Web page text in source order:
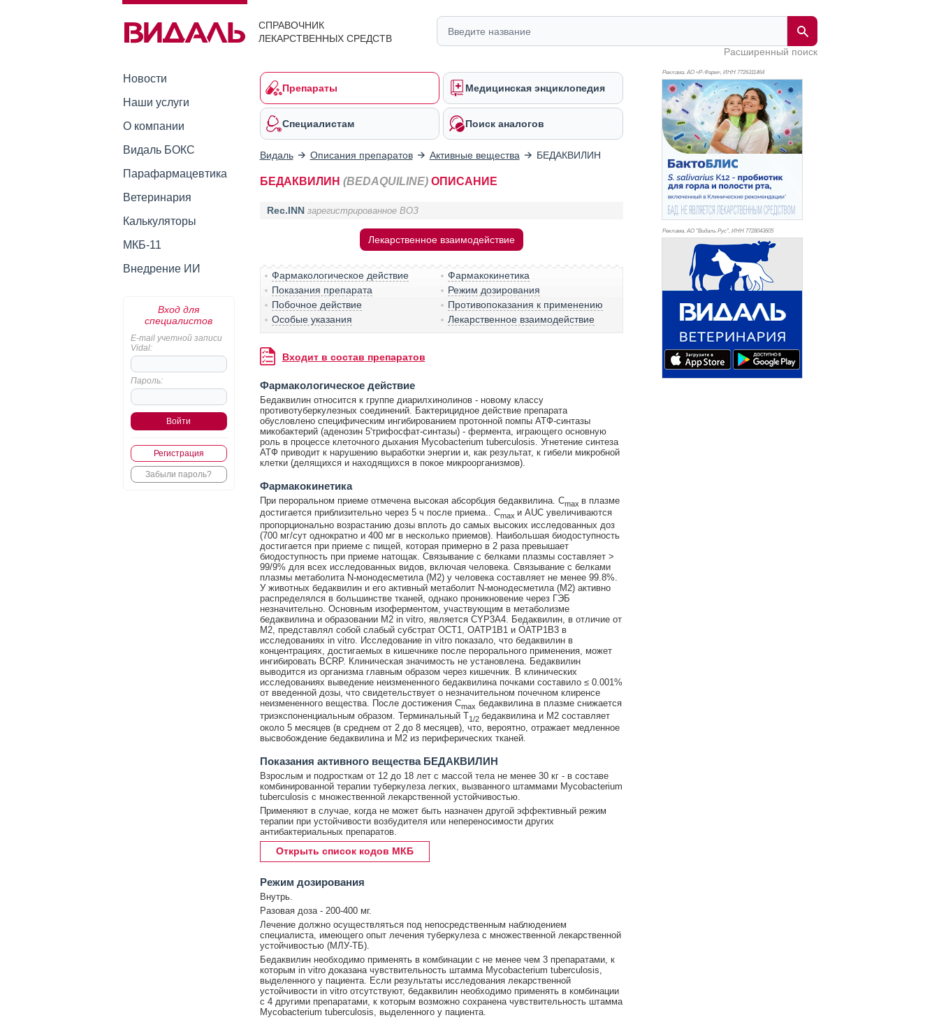
СПРАВОЧНИК
ЛЕКАРСТВЕННЫХ СРЕДСТВ
Расширенный поиск
Новости
Наши услуги
О компании
Видаль БОКС
Парафармацевтика
Ветеринария
Калькуляторы
МКБ-11
Внедрение ИИ
Вход для
специалистов
E-mail учетной записи
Vidal:
Пароль:
Регистрация
Забыли пароль?
Препараты Медицинская энциклопедия
Специалистам Поиск аналогов
Видаль Описания препаратов Активные вещества БЕДАКВИЛИН
БЕДАКВИЛИН (BEDAQUILINE)ОПИСАНИЕ
Rec.INN зарегистрированное ВОЗ
Лекарственное взаимодействие
Фармакологическое действие
Фармакокинетика
Показания препарата
Режим дозирования
Побочное действие
Противопоказания к применению
Особые указания
Лекарственное взаимодействие
Входит в состав препаратов
Фармакологическое действие
Бедаквилин относится к группе диарилхинолинов - новому классу
противотуберкулезных соединений. Бактерицидное действие препарата
обусловлено специфическим ингибированием протонной помпы АТФ-синтазы
микобактерий (аденозин 5'трифосфат-синтазы) - фермента, играющего основную
роль в процессе клеточного дыхания Mycobacterium tuberculosis. Угнетение синтеза
АТФ приводит к нарушению выработки энергии и, как результат, к гибели микробной
клетки (делящихся и находящихся в покое микроорганизмов).
Фармакокинетика
При пероральном приеме отмечена высокая абсорбция бедаквилина. Cmax в плазме
достигается приблизительно через 5 ч после приема.. Cmax и AUC увеличиваются
пропорционально возрастанию дозы вплоть до самых высоких исследованных доз
(700 мг/сут однократно и 400 мг в несколько приемов). Наибольшая биодоступность
достигается при приеме с пищей, которая примерно в 2 раза превышает
биодоступность при приеме натощак. Связывание с белками плазмы составляет >
99/9% для всех исследованных видов, включая человека. Связывание с белками
плазмы метаболита N-монодесметила (М2) у человека составляет не менее 99.8%.
У животных бедаквилин и его активный метаболит N-монодесметила (М2) активно
распределялся в большинстве тканей, однако проникновение через ГЭБ
незначительно. Основным изоферментом, участвующим в метаболизме
бедаквилина и образовании М2 in vitro, является CYP3A4. Бедаквилин, в отличие от
М2, представлял собой слабый субстрат ОСT1, ОАТР1В1 и ОАТР1В3 в
исследованиях in vitro. Исследование in vitro показало, что бедаквилин в
концентрациях, достигаемых в кишечнике после перорального применения, может
ингибировать BCRP. Клиническая значимость не установлена. Бедаквилин
выводится из организма главным образом через кишечник. В клинических
исследованиях выведение неизмененного бедаквилина почками составило ≤ 0.001%
от введенной дозы, что свидетельствует о незначительном почечном клиренсе
неизмененного вещества. После достижения Cmax бедаквилина в плазме снижается
триэкспоненциальным образом. Терминальный T1/2 бедаквилина и М2 составляет
около 5 месяцев (в среднем от 2 до 8 месяцев), что, вероятно, отражает медленное
высвобождение бедаквилина и М2 из периферических тканей.
Показания активного вещества БЕДАКВИЛИН
Взрослым и подросткам от 12 до 18 лет с массой тела не менее 30 кг - в составе
комбинированной терапии туберкулеза легких, вызванного штаммами Mycobacterium
tuberculosis с множественной лекарственной устойчивостью.
Применяют в случае, когда не может быть назначен другой эффективный режим
терапии при устойчивости возбудителя или непереносимости других
антибактериальных препаратов.
Открыть список кодов МКБ
Режим дозирования
Внутрь.
Разовая доза - 200-400 мг.
Лечение должно осуществляться под непосредственным наблюдением
специалиста, имеющего опыт лечения туберкулеза с множественной лекарственной
устойчивостью (МЛУ-ТБ).
Бедаквилин необходимо применять в комбинации с не менее чем 3 препаратами, к
которым in vitro доказана чувствительность штамма Mycobacterium tuberculosis,
выделенного у пациента. Если результаты исследования лекарственной
устойчивости in vitro отсутствуют, бедаквилин необходимо применять в комбинации
с 4 другими препаратами, к которым возможно сохранена чувствительность штамма
Mycobacterium tuberculosis, выделенного у пациента.
Реклама. АО «Р-Фарм», ИНН 7726311464
Реклама. АО "Видаль Рус", ИНН 7728043605